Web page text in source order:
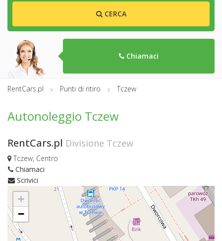
CERCA
Chiamaci
RentCars.pl Punti di ritiro Tczew
Autonoleggio Tczew
RentCars.pl Divisione Tczew
Tczew, Centro
Chiamaci
Scrivici
+
−